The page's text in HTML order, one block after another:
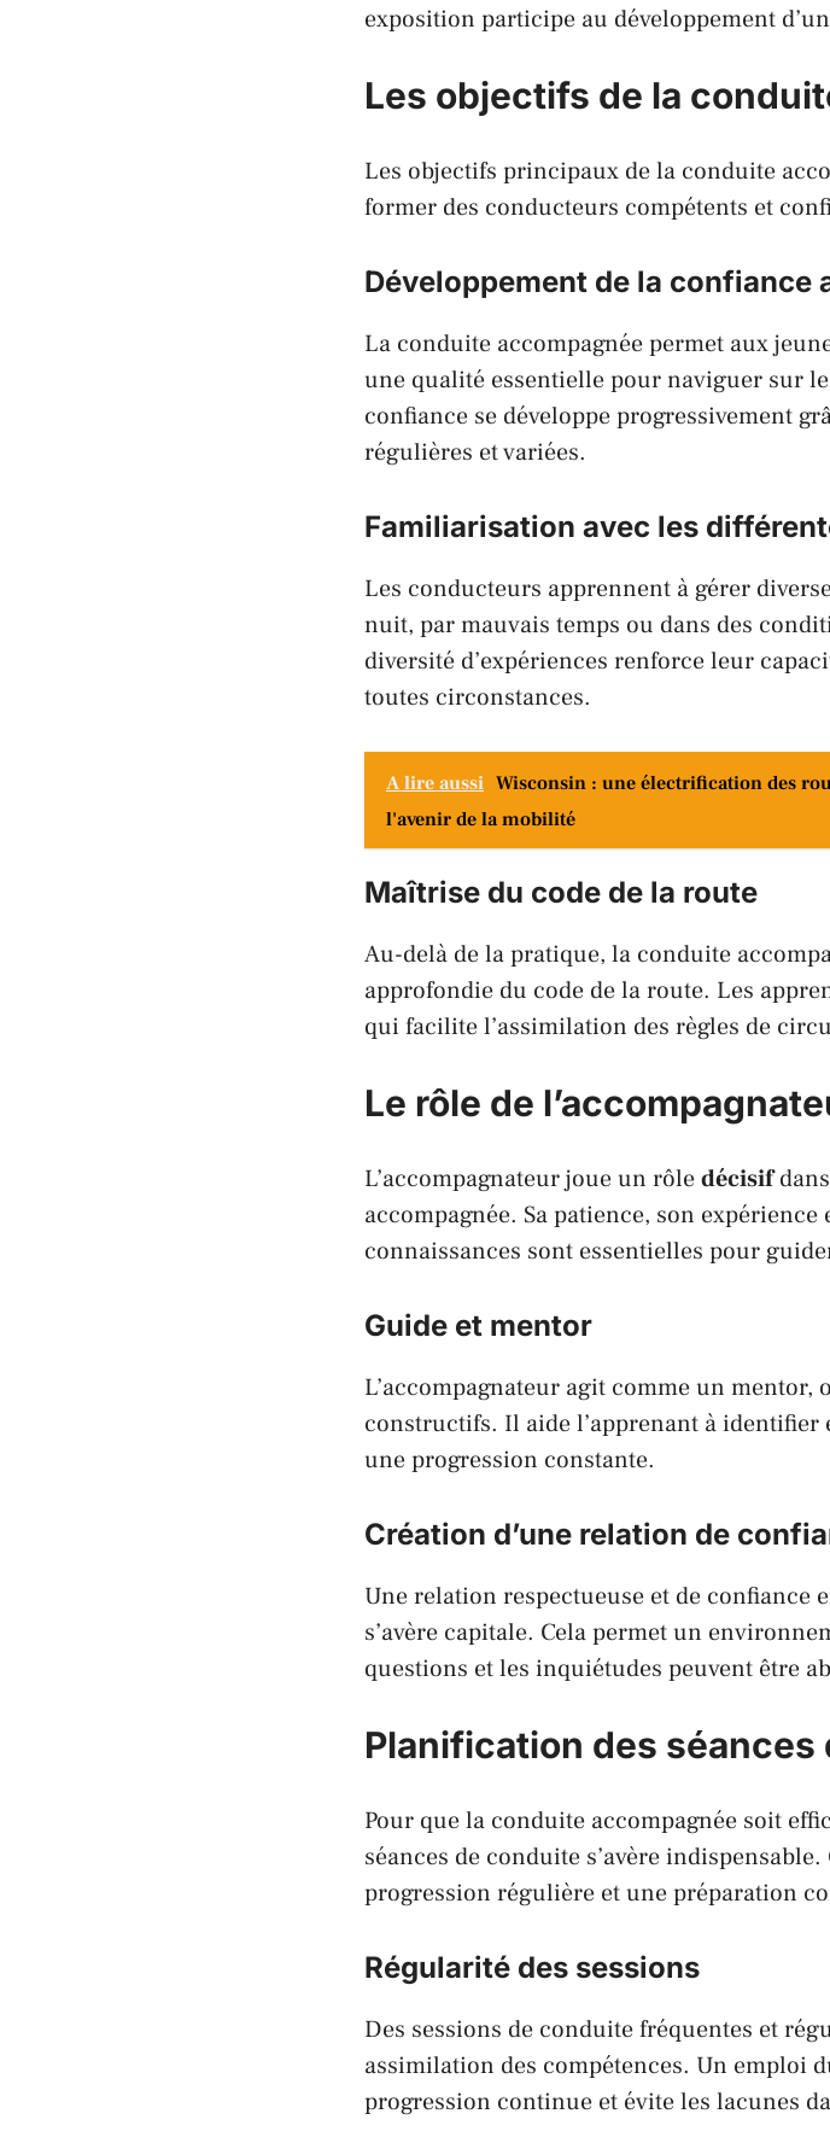
exposition participe au développement
Les objectifs de la
Les objectifs principaux de la conduite
former des conducteurs compétents et
Développement de la confiance
La conduite accompagnée permet aux
une qualité essentielle pour naviguer sur
confiance se développe progressivement
régulières et variées.
Familiarisation avec les
Les conducteurs apprennent à gérer
nuit, par mauvais temps ou dans des
diversité d’expériences renforce leur
toutes circonstances.
A lire aussi Wisconsin : une électrification des
l'avenir de la mobilité
Maîtrise du code de la route
Au-delà de la pratique, la conduite
approfondie du code de la route. Les
qui facilite l’assimilation des règles de
Le rôle de
L’accompagnateur joue un rôledécisif
accompagnée. Sa patience, son
connaissances sont essentielles pour
Guide et mentor
L’accompagnateur agit comme un
constructifs. Il aide l’apprenant à
une progression constante.
Création d’une relation de
Une relation respectueuse et de confiance
s’avère capitale. Cela permet un
questions et les inquiétudes peuvent être
Planification des séances
Pour que la conduite accompagnée soit
séances de conduite s’avère
progression régulière et une préparation
Régularité des sessions
Des sessions de conduite fréquentes et
assimilation des compétences. Un emploi
progression continue et évite les lacunes